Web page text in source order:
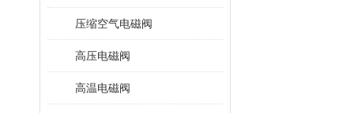
压缩空气电磁阀
高压电磁阀
高温电磁阀